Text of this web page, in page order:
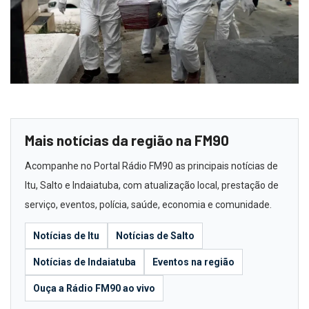
Mais notícias da região na FM90
Acompanhe no Portal Rádio FM90 as principais notícias de
Itu, Salto e Indaiatuba, com atualização local, prestação de
serviço, eventos, polícia, saúde, economia e comunidade.
Notícias de Itu Notícias de Salto
Notícias de Indaiatuba Eventos na região
Ouça a Rádio FM90 ao vivo